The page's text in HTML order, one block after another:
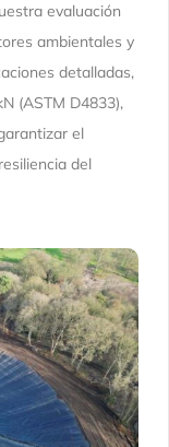
evaluación
ambientales y
detalladas,
(ASTM D4833),
el
del